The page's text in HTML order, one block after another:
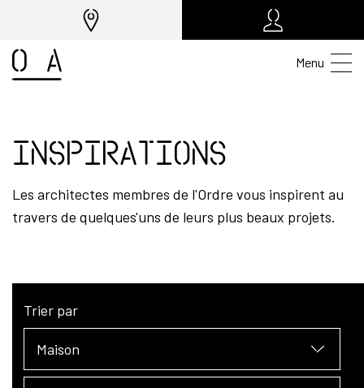
Menu
Inspirations
Les architectes membres de l'Ordre vous inspirent au
travers de quelques'uns de leurs plus beaux projets.
Trier par
Maison